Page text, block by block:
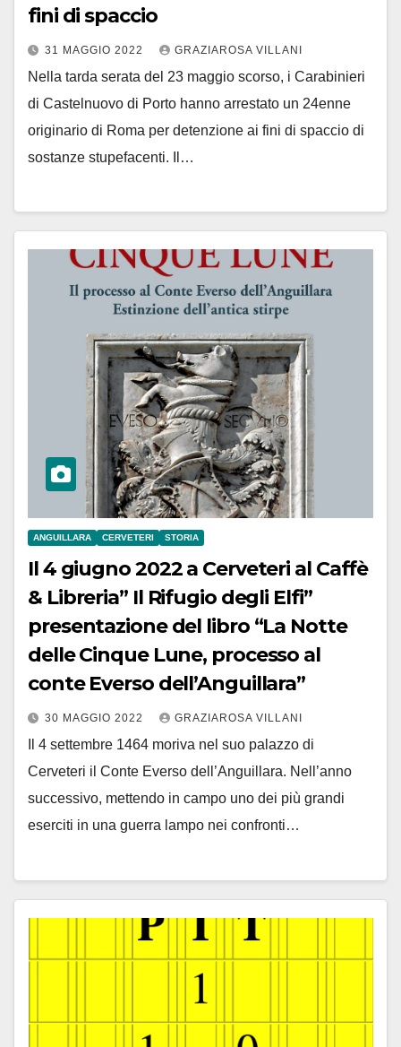
fini di spaccio
31 MAGGIO 2022 GRAZIAROSA VILLANI
Nella tarda serata del 23 maggio scorso, i Carabinieri
di Castelnuovo di Porto hanno arrestato un 24enne
originario di Roma per detenzione ai fini di spaccio di
sostanze stupefacenti. Il…
ANGUILLARA CERVETERI STORIA
Il 4 giugno 2022 a Cerveteri al Caffè
& Libreria” Il Rifugio degli Elfi”
presentazione del libro “La Notte
delle Cinque Lune, processo al
conte Everso dell’Anguillara”
30 MAGGIO 2022 GRAZIAROSA VILLANI
Il 4 settembre 1464 moriva nel suo palazzo di
Cerveteri il Conte Everso dell’Anguillara. Nell’anno
successivo, mettendo in campo uno dei più grandi
eserciti in una guerra lampo nei confronti…